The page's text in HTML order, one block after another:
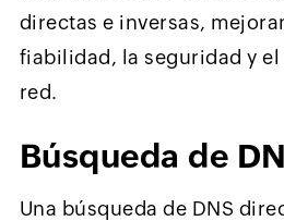
directas e inversas,
fiabilidad, la seguridad y
red.
Búsqueda de
Una búsqueda de DNS